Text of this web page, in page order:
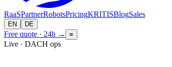
RaaSPartnerRobotsPricingKRITISBlogSales
EN DE
Free quote · 24h → ≡
Live · DACH ops